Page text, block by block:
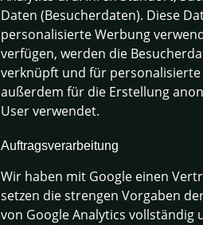
Daten (Besucherdaten). Diese
personalisierte Werbung
verfügen, werden die
verknüpft und für
außerdem für die Erstellung
User verwendet.
Auftragsverarbeitung
Wir haben mit Google einen
setzen die strengen Vorgaben
von Google Analytics vollständig